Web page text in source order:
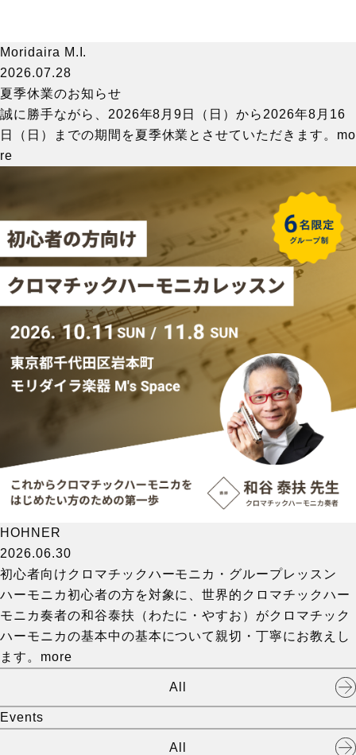
Moridaira M.I.
2026.07.28
夏季休業のお知らせ
誠に勝手ながら、2026年8月9日（日）から2026年8月16
日（日）までの期間を夏季休業とさせていただきます。 mo
re
HOHNER
2026.06.30
初心者向けクロマチックハーモニカ・グループレッスン
ハーモニカ初心者の方を対象に、世界的クロマチックハー
モニカ奏者の和谷泰扶（わたに・やすお）がクロマチック
ハーモニカの基本中の基本について親切・丁寧にお教えし
ます。 more
All
Events
All